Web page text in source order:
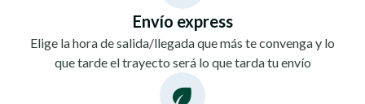
Envío express
Elige la hora de salida/llegada que más te convenga y lo
que tarde el trayecto será lo que tarda tu envío